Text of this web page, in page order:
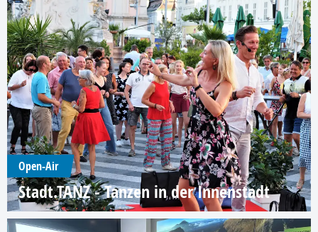
Open-Air
Stadt.TANZ - Tanzen in der Innenstadt